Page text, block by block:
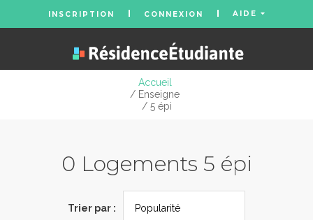
INSCRIPTION CONNEXION AIDE
Accueil
/ Enseigne
/ 5 épi
0 Logements 5 épi
Trier par :